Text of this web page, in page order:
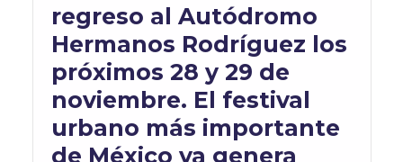
regreso al Autódromo
Hermanos Rodríguez los
próximos 28 y 29 de
noviembre. El festival
urbano más importante
de México ya genera